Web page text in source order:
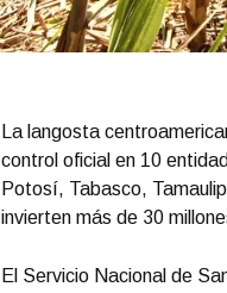
La langosta
control oficial en 10
Potosí, Tabasco,
invierten más de 30
El Servicio Nacional de